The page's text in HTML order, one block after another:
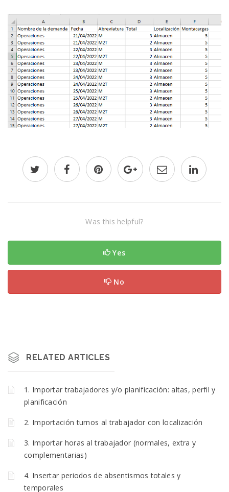
Was this helpful?
Yes
No
RELATED ARTICLES
1. Importar trabajadores y/o planificación: altas, perfil y
planificación
2. Importación turnos al trabajador con localización
3. Importar horas al trabajador (normales, extra y
complementarias)
4. Insertar periodos de absentismos totales y
temporales